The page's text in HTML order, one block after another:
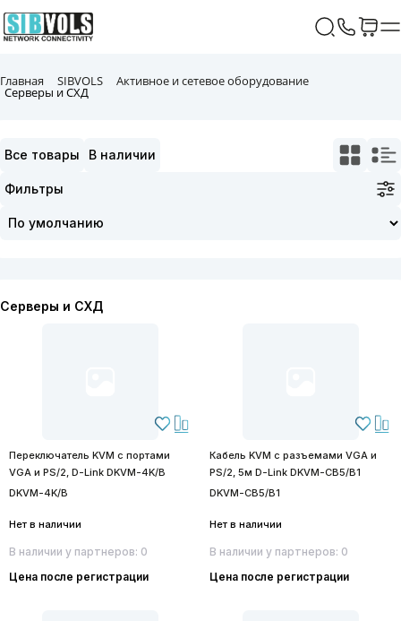
Главная SIBVOLS Активное и сетевое оборудование
Серверы и СХД
Все товары В наличии
Фильтры
Серверы и СХД
Переключатель KVM с портами
VGA и PS/2, D-Link DKVM-4K/B
DKVM-4K/B
Нет в наличии
В наличии у партнеров: 0
Цена после регистрации
Кабель KVM с разъемами VGA и
PS/2, 5м D-Link DKVM-CB5/B1
DKVM-CB5/B1
Нет в наличии
В наличии у партнеров: 0
Цена после регистрации